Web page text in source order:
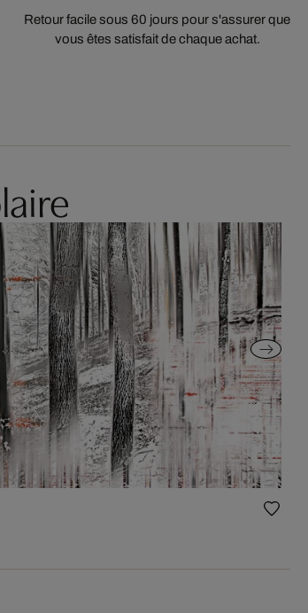
Retour facile sous 60 jours pour s'assurer que
vous êtes satisfait de chaque achat.